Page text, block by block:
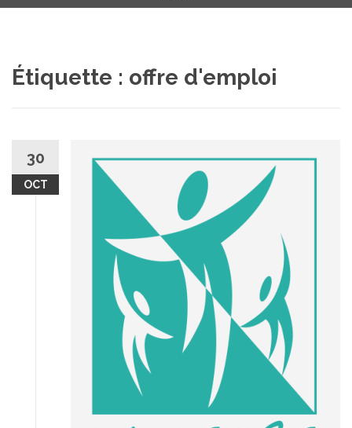
Étiquette : offre d'emploi
30
OCT